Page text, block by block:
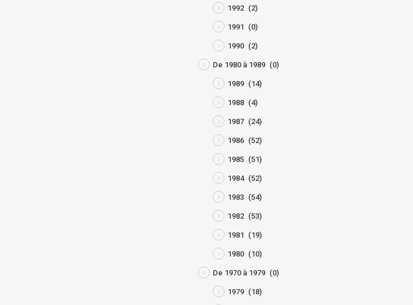
1992 (2)
1991 (0)
1990 (2)
De 1980 à 1989 (0)
1989 (14)
1988 (4)
1987 (24)
1986 (52)
1985 (51)
1984 (52)
1983 (54)
1982 (53)
1981 (19)
1980 (10)
De 1970 à 1979 (0)
1979 (18)